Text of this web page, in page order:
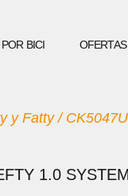
BICI OFERTAS
y Fatty/
1.0 SYSTEM